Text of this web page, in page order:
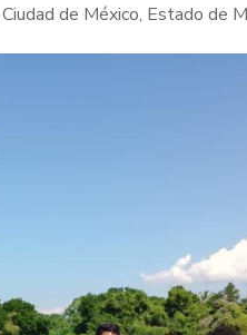
de México, Estado de